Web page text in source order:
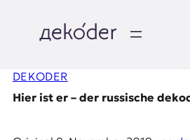
springen
e
DEKODER
Hier ist er – der russische